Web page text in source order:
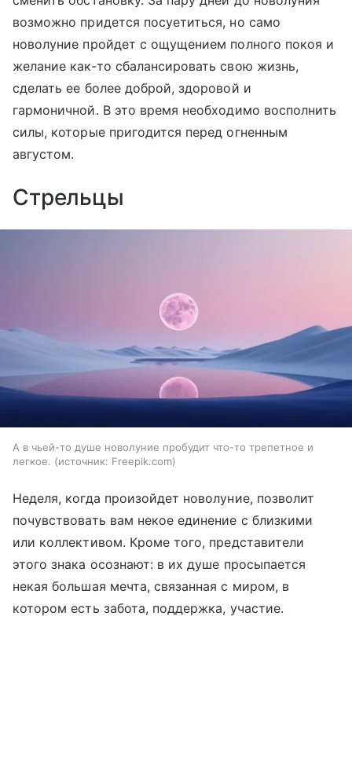
возможно придется посуетиться, но само
новолуние пройдет с ощущением полного покоя и
желание как-то сбалансировать свою жизнь,
сделать ее более доброй, здоровой и
гармоничной. В это время необходимо восполнить
силы, которые пригодится перед огненным
августом.
Стрельцы
А в чьей-то душе новолуние пробудит что-то трепетное и
легкое.
источник: Freepik.com
Неделя, когда произойдет новолуние, позволит
почувствовать вам некое единение с близкими
или коллективом. Кроме того, представители
этого знака осознают: в их душе просыпается
некая большая мечта, связанная с миром, в
котором есть забота, поддержка, участие.